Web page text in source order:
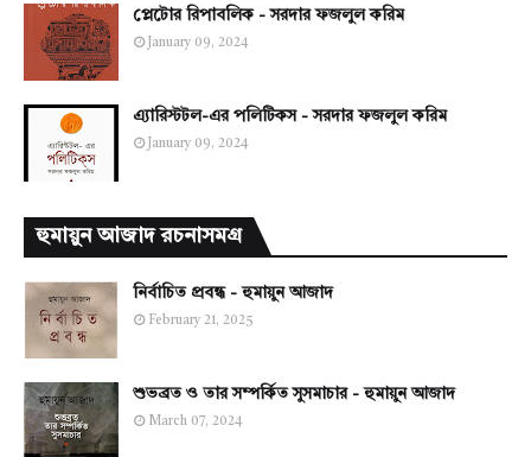
প্লেটোর রিপাবলিক - সরদার ফজলুল করিম
January 09, 2024
এ্যারিস্টটল-এর পলিটিকস - সরদার ফজলুল করিম
January 09, 2024
হুমায়ুন আজাদ রচনাসমগ্র
নির্বাচিত প্রবন্ধ - হুমায়ুন আজাদ
February 21, 2025
শুভব্রত ও তার সম্পর্কিত সুসমাচার - হুমায়ুন আজাদ
March 07, 2024